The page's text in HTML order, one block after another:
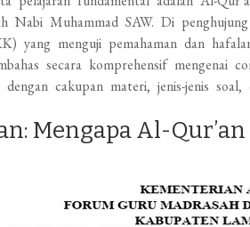
Nabi Muhammad SAW. Di
yang menguji pemahaman dan
secara komprehensif mengenai
cakupan materi, jenis-jenis
Mengapa Al-